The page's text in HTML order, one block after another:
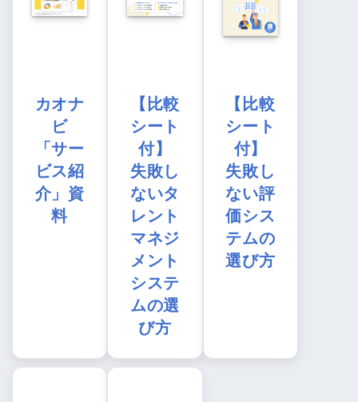
カオナ
ビ
「サー
ビス紹
介」資
料
【比較
シート
付】
失敗し
ないタ
レント
マネジ
メント
システ
ムの選
び方
【比較
シート
付】
失敗し
ない評
価シス
テムの
選び方